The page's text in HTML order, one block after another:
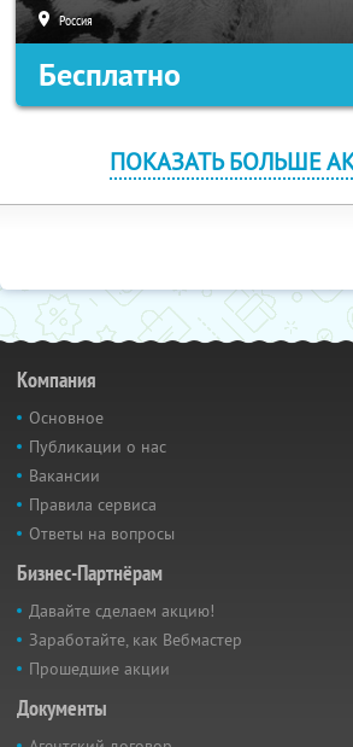
Россия
Бесплатно
ПОКАЗАТЬ БОЛЬШЕ
Компания
Основное
Публикации о нас
Вакансии
Правила сервиса
Ответы на вопросы
Бизнес-Партнёрам
Давайте сделаем акцию!
Заработайте, как Вебмастер
Прошедшие акции
Документы